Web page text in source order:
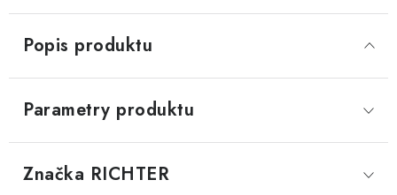
TREZORY
ZNAČKY
Oboroví ODBORNÍCI
Popis produktu
Parametry produktu
Značka RICHTER